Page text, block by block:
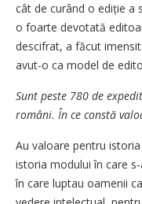
cât de curând o ediție a
o foarte devotată
descifrat, a făcut
avut-o ca model de
Sunt peste 780 de
români. În ce constă
Au valoare pentru
istoria modului în care
în care luptau oamenii